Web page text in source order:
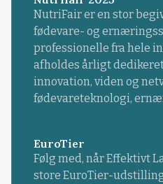
NutriFair er en stor
fødevare- og
professionelle fra hele
afholdes årligt
innovation, viden og
fødevareteknologi,
EuroTier
Følg med, når Effektivt
store EuroTier-